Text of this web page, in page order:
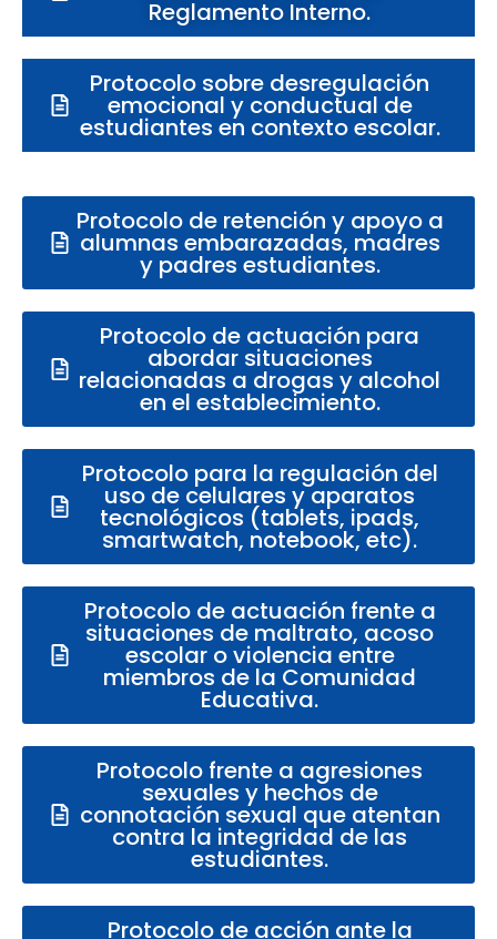
Reglamento Interno.
Protocolo sobre desregulación
emocional y conductual de
estudiantes en contexto escolar.
Protocolo de retención y apoyo a
alumnas embarazadas, madres
y padres estudiantes.
Protocolo de actuación para
abordar situaciones
relacionadas a drogas y alcohol
en el establecimiento.
Protocolo para la regulación del
uso de celulares y aparatos
tecnológicos (tablets, ipads,
smartwatch, notebook, etc).
Protocolo de actuación frente a
situaciones de maltrato, acoso
escolar o violencia entre
miembros de la Comunidad
Educativa.
Protocolo frente a agresiones
sexuales y hechos de
connotación sexual que atentan
contra la integridad de las
estudiantes.
Protocolo de acción ante la